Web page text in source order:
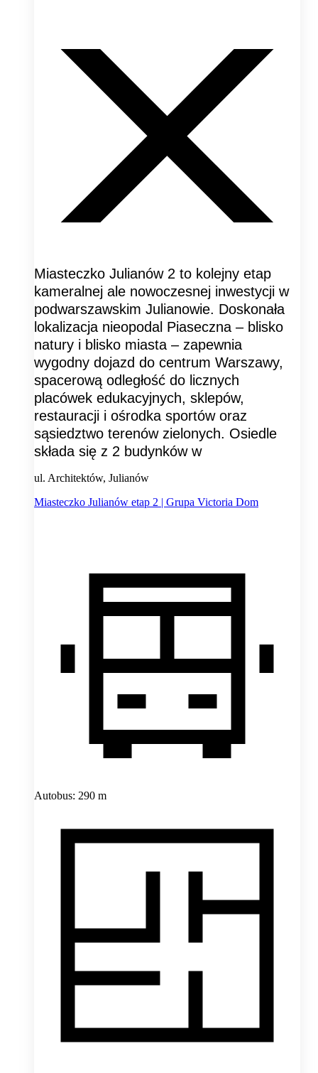
Miasteczko Julianów 2 to kolejny etap
kameralnej ale nowoczesnej inwestycji w
podwarszawskim Julianowie. Doskonała
lokalizacja nieopodal Piaseczna – blisko
natury i blisko miasta – zapewnia
wygodny dojazd do centrum Warszawy,
spacerową odległość do licznych
placówek edukacyjnych, sklepów,
restauracji i ośrodka sportów oraz
sąsiedztwo terenów zielonych. Osiedle
składa się z 2 budynków w
ul. Architektów, Julianów
Miasteczko Julianów etap 2 | Grupa Victoria Dom
Autobus: 290 m